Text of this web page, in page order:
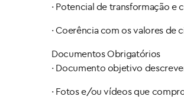
· Potencial de transformação e
· Coerência com os valores de
Documentos Obrigatórios
· Documento objetivo
· Fotos e/ou vídeos que